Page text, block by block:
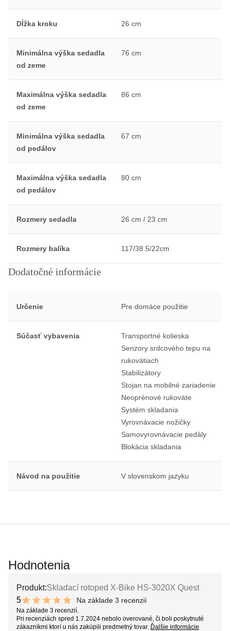
Dĺžka kroku 26 cm
Minimálna výška sedadla
od zeme
76 cm
Maximálna výška sedadla
od zeme
86 cm
Minimálna výška sedadla
od pedálov
67 cm
Maximálna výška sedadla
od pedálov
80 cm
Rozmery sedadla 26 cm / 23 cm
Rozmery balíka 117/38.5/22cm
Dodatočné informácie
Určenie Pre domáce použitie
Súčasť vybavenia
Transportné kolieska
Senzory srdcového tepu na
rukovätiach
Stabilizátory
Stojan na mobilné zariadenie
Neoprénové rukoväte
Systém skladania
Vyrovnávacie nožičky
Samovyrovnávacie pedály
Blokácia skladania
Návod na použitie V slovenskom jazyku
Hodnotenia
Produkt:Skladací rotoped X-Bike HS-3020X Quest
5
10 out of 10 stars
Na základe 3 recenzií
Na základe 3 recenzií.
Pri recenziách spred 1.7.2024 nebolo overované, či boli poskytnuté
zákazníkmi ktorí u nás zakúpili predmetný tovar. Ďalšie informácie